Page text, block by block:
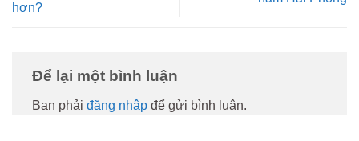
hơn?
Để lại một bình luận
Bạn phải đăng nhập để gửi bình luận.